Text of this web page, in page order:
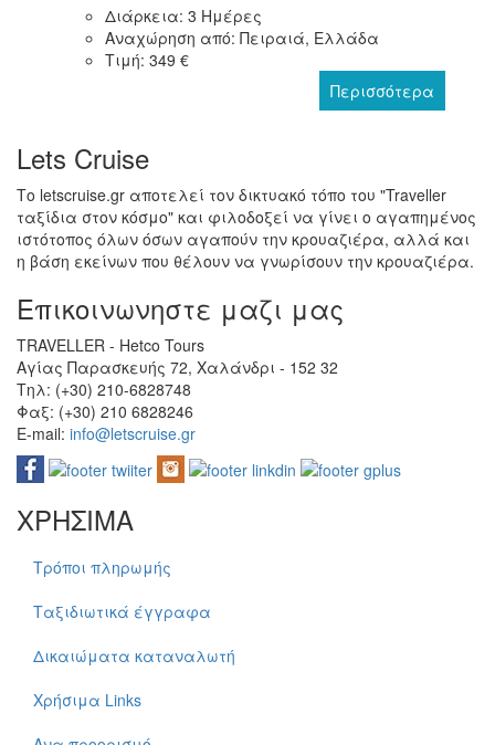
Διάρκεια: 3 Ημέρες
Αναχώρηση από: Πειραιά, Ελλάδα
Τιμή: 349 €
Περισσότερα
Lets Cruise
Το letscruise.gr αποτελεί τον δικτυακό τόπο του "Traveller
ταξίδια στον κόσμο" και φιλοδοξεί να γίνει ο αγαπημένος
ιστότοπος όλων όσων αγαπούν την κρουαζιέρα, αλλά και
η βάση εκείνων που θέλουν να γνωρίσουν την κρουαζιέρα.
Επικοινωνηστε μαζι μας
TRAVELLER - Hetco Tours
Αγίας Παρασκευής 72, Χαλάνδρι - 152 32
Τηλ: (+30) 210-6828748
Φαξ: (+30) 210 6828246
E-mail: info@letscruise.gr
ΧΡΗΣΙΜΑ
Τρόποι πληρωμής
Ταξιδιωτικά έγγραφα
Δικαιώματα καταναλωτή
Χρήσιμα Links